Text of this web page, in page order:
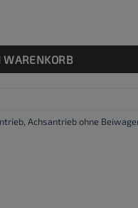
WARENKORB
, Achsantrieb ohne